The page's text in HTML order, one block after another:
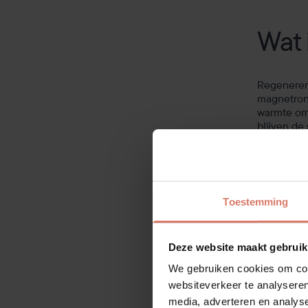
Toestemming
Deze website maakt
We gebruiken cookies om
websiteverkeer te
media, adverteren en
warmte
blijven de
een
Miele
ATAG